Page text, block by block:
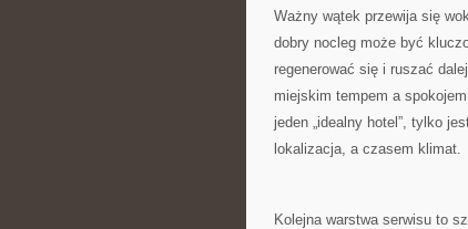
Ważny wątek przewija się
dobry nocleg może być
regenerować się i ruszać
miejskim tempem a
jeden „idealny hotel”, tylko
lokalizacja, a czasem klimat.
Kolejna warstwa serwisu to